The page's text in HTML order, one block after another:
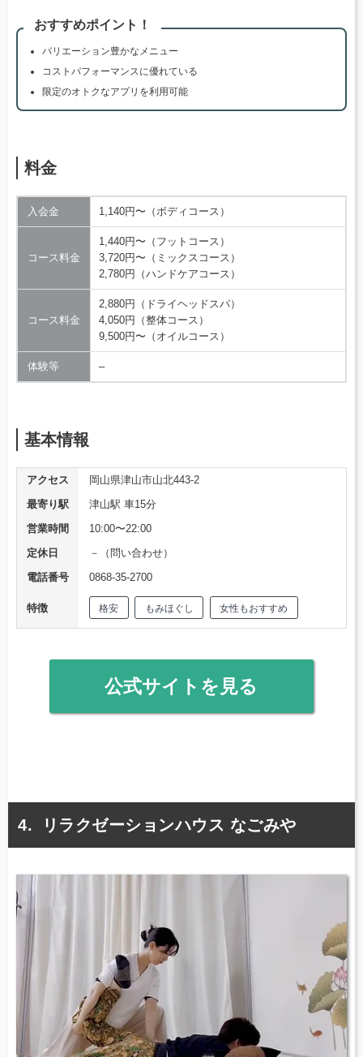
おすすめポイント！
バリエーション豊かなメニュー
コストパフォーマンスに優れている
限定のオトクなアプリを利用可能
料金
入会金 1,140円〜（ボディコース）
コース料金
1,440円〜（フットコース）
3,720円〜（ミックスコース）
2,780円（ハンドケアコース）
コース料金
2,880円（ドライヘッドスパ）
4,050円（整体コース）
9,500円〜（オイルコース）
体験等 –
基本情報
アクセス
岡山県津山市山北443-2
最寄り駅
津山駅 車15分
営業時間
10:00〜22:00
定休日
－（問い合わせ）
電話番号
0868-35-2700
特徴 格安 もみほぐし 女性もおすすめ
公式サイトを見る
リラクゼーションハウス なごみや